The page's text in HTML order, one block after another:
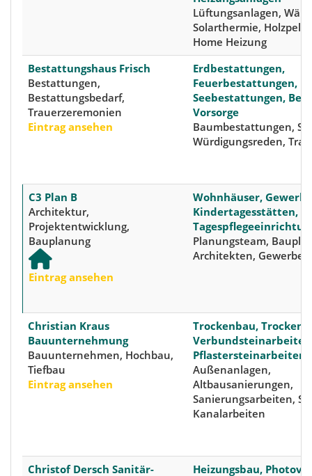
Lüftungsanlagen,
Solarthermie,
Home Heizung
Bestattungshaus Frisch
Bestattungen,
Bestattungsbedarf,
Trauerzeremonien
Eintrag ansehen
Erdbestattungen,
Feuerbestattungen,
Seebestattungen,
Vorsorge
Baumbestattungen,
Würdigungsreden,
C3 Plan B
Architektur,
Projektentwicklung,
Bauplanung
Eintrag ansehen
Wohnhäuser,
Kindertagesstätten,
Planungsteam,
Architekten,
Christian Kraus
Bauunternehmung
Bauunternehmen, Hochbau,
Tiefbau
Eintrag ansehen
Trockenbau,
Pflastersteinarbeiten
Außenanlagen,
Altbausanierungen,
Sanierungsarbeiten,
Kanalarbeiten
Christof Dersch Sanitär- Heizungsbau,